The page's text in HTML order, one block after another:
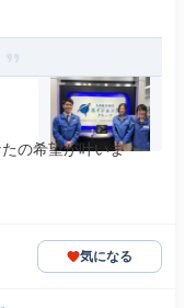
の希望が叶いま
気になる